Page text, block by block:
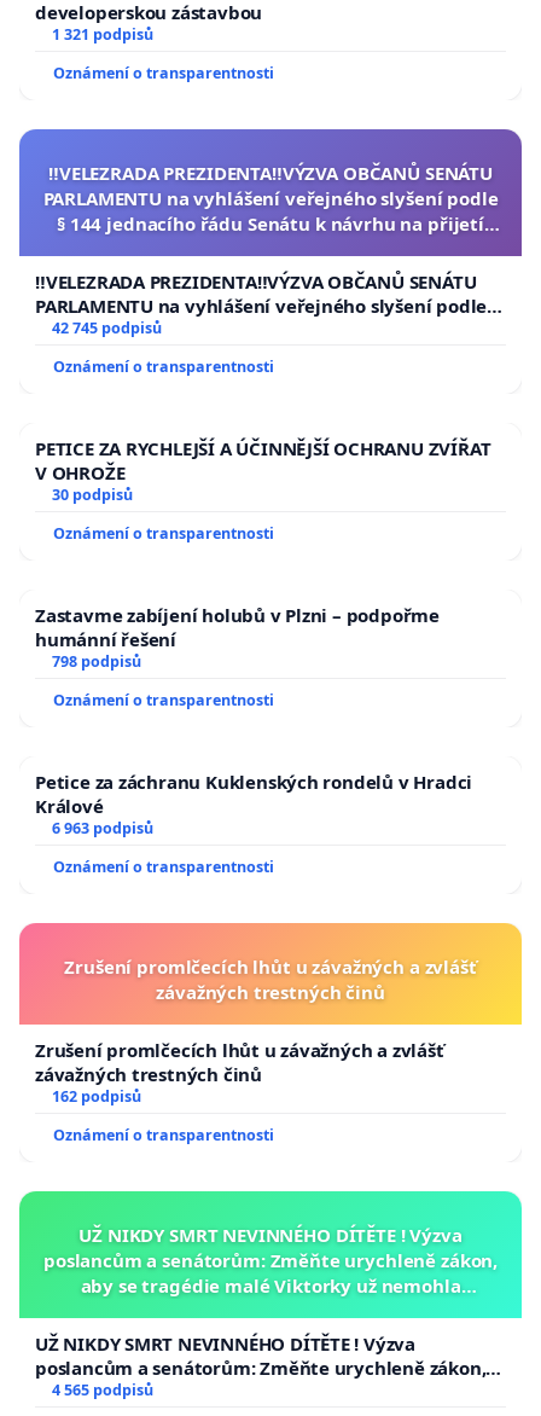
developerskou zástavbou
1 321 podpisů
Oznámení o transparentnosti
‼️VELEZRADA PREZIDENTA‼️VÝZVA OBČANŮ SENÁTU
PARLAMENTU na vyhlášení veřejného slyšení podle
§ 144 jednacího řádu Senátu k návrhu na přijetí
republiky
‼️VELEZRADA PREZIDENTA‼️VÝZVA OBČANŮ SENÁTU
PARLAMENTU na vyhlášení veřejného slyšení podle §
144 jednacího řádu Senátu k návrhu na přijetí
republiky
42 745 podpisů
Oznámení o transparentnosti
PETICE ZA RYCHLEJŠÍ A ÚČINNĚJŠÍ OCHRANU ZVÍŘAT
V OHROŽE
30 podpisů
Oznámení o transparentnosti
Zastavme zabíjení holubů v Plzni – podpořme
humánní řešení
798 podpisů
Oznámení o transparentnosti
Petice za záchranu Kuklenských rondelů v Hradci
Králové
6 963 podpisů
Oznámení o transparentnosti
Zrušení promlčecích lhůt u závažných a zvlášť
závažných trestných činů
Zrušení promlčecích lhůt u závažných a zvlášť
závažných trestných činů
162 podpisů
Oznámení o transparentnosti
UŽ NIKDY SMRT NEVINNÉHO DÍTĚTE ! Výzva
poslancům a senátorům: Změňte urychleně zákon,
aby se tragédie malé Viktorky už nemohla
UŽ NIKDY SMRT NEVINNÉHO DÍTĚTE ! Výzva
poslancům a senátorům: Změňte urychleně zákon,
aby se tragédie malé Viktorky už nemohla opakovat!
4 565 podpisů